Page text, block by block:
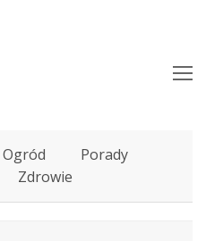
Ogród
Porady
Zdrowie